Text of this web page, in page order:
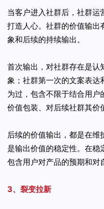
当客户进入社群后，社群
打造人心。社群的价值输出
象和后续的持续输出。
首次输出，对社群存在是认
象；社群第一次的文案表达
为过，包含不限于结合用
价值包装、对后续社群其价
后续的价值输出，都是在
是输出价值的稳定性。在稳
包含用户对产品的预期和对
3、裂变拉新